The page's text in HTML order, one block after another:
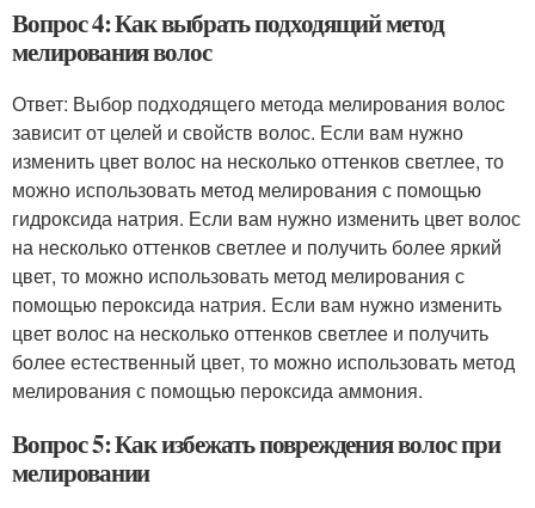
Вопрос 4: Как выбрать подходящий метод
мелирования волос
Ответ: Выбор подходящего метода мелирования волос
зависит от целей и свойств волос. Если вам нужно
изменить цвет волос на несколько оттенков светлее, то
можно использовать метод мелирования с помощью
гидроксида натрия. Если вам нужно изменить цвет волос
на несколько оттенков светлее и получить более яркий
цвет, то можно использовать метод мелирования с
помощью пероксида натрия. Если вам нужно изменить
цвет волос на несколько оттенков светлее и получить
более естественный цвет, то можно использовать метод
мелирования с помощью пероксида аммония.
Вопрос 5: Как избежать повреждения волос при
мелировании